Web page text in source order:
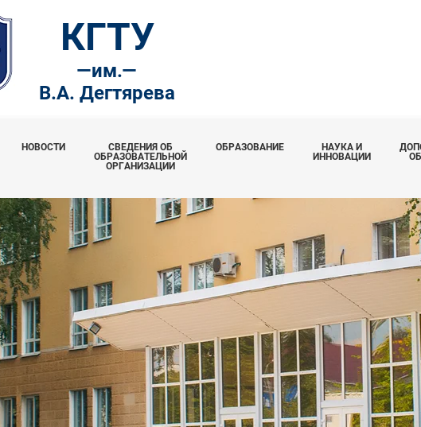
КГТУ
—им.—
В.А. Дегтярева
НОВОСТИ
СВЕДЕНИЯ ОБ
ОБРАЗОВАТЕЛЬНОЙ
ОРГАНИЗАЦИИ
ОБРАЗОВАНИЕ
НАУКА И
ИННОВАЦИИ